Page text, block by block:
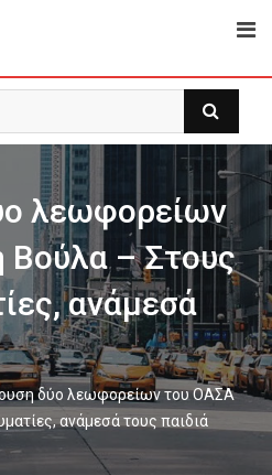
λεωφορείων
– Στους
ανάμεσά
δύο λεωφορείων του ΟΑΣΑ
ανάμεσά τους παιδιά